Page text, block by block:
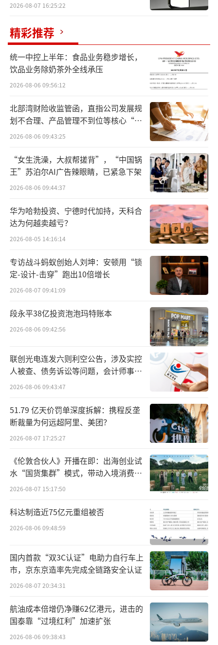
以旧换新服务采购的二手消费电子产品采购总
值分别约为8.18亿元、10.16亿元、13.31亿
元，分别占同期全渠道采购总值的83.8%、91.
二手电子产品到手之后，闪回科技会根
据“BOSS”系统完成采购和转售的回收、检
测、分级及定价、物流管理、销售渠道协调等
业务运营。然后通过自有线上销售平台“闪回
有品”、“淘宝”、“京东”等三方电子商务
根据招股书数据，“闪回有品”是公司最
核心的销售渠道。2025年，闪回科技按销售渠
道收入划分，通过闪回有品销售占总收入的80.
9%；通过第三方电子商务平台销售占4.6%；
通过线下销售电子产品占13.2%。
招股书还显示，按2025年二手手机回收总
交易额计算，闪回科技是第三大手机回收服务
提供商，交易额为15亿元，占市场份额的1.
然而，与转转集团8.2%的市场份额和爱回
收（上海万物新生集团）的8.1%市场份额相
比，闪回科技1.6%的市场份额仅相当于前两者
的五分之一。
毛利率仅6.5%
业绩方面，闪回科技收入规模越做越大，
但利润端却连年亏损。
8亿元、12.79亿元和17.71亿元。其中，2024年
同比增长约10.45%，2025年同比增长约38.4
与此同时，闪回科技仍未摆脱亏损。2023
年至2025年，公司年内亏损分别约为9827万
元、6644万元和7899万元。
2026-08-07 16:25:22
精彩推荐
统一中控上半年：食品业务稳步增长，
饮品业务除奶茶外全线承压
2026-08-06 09:56:12
北部湾财险收监管函，直指公司发展规
划不合理、产品管理不到位等核心“痛
点”
2026-08-06 09:43:25
“女生洗澡，大叔帮搓背”，“中国锅
王”苏泊尔AI广告辣眼睛，已紧急下架
2026-08-06 09:44:37
华为哈勃投资、宁德时代加持，天科合
达为何越卖越亏？
2026-08-05 14:16:14
专访战斗蚂蚁创始人刘坤：安顿用“锁
定-设计-击穿”跑出10倍增长
2026-08-07 09:41:09
段永平38亿投资泡泡玛特账本
2026-08-06 09:42:56
联创光电连发六则利空公告，涉及实控
人被查、债务诉讼等问题，会计师事务
所曾出具“保留意见”
2026-08-06 09:43:47
51.79 亿天价罚单深度拆解：携程反垄
断裁量为何远超阿里、美团？
2026-08-07 17:25:27
《伦敦合伙人》开播在即：出海创业试
水“国货集群”模式，带动入境消费反
向种草
2026-08-07 15:17:50
科达制造近75亿元重组被否
2026-08-06 09:48:59
国内首款“双3C认证”电助力自行车上
市，京东京造率先完成全链路安全认证
2026-08-07 20:34:31
航油成本倍增仍净赚62亿港元，进击的
国泰靠“过境红利”加速扩张
2026-08-06 09:38:43